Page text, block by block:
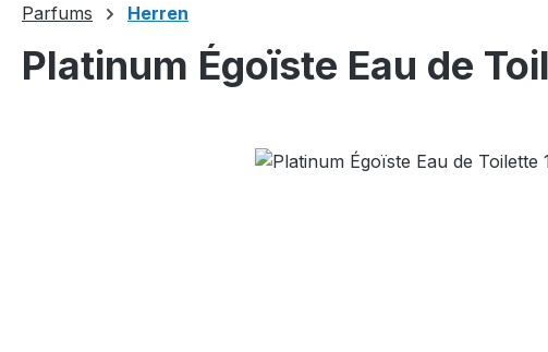
Parfums Herren
Platinum Égoïste Eau de